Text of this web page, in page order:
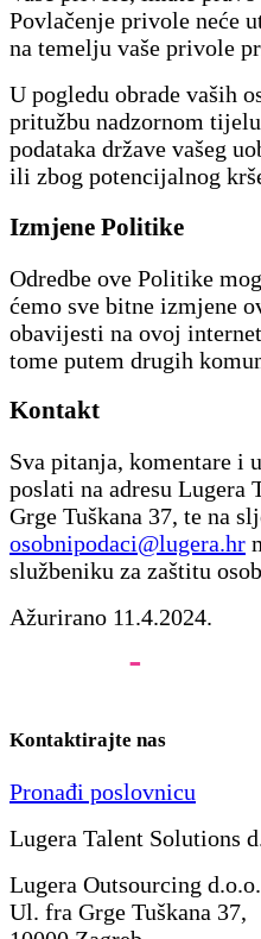
Povlačenje privole neće
na temelju vaše privole
U pogledu obrade vaših
pritužbu nadzornom
podataka države vašeg
ili zbog potencijalnog
Izmjene Politike
Odredbe ove Politike
ćemo sve bitne izmjene
obavijesti na ovoj
tome putem drugih
Kontakt
Sva pitanja, komentare i
poslati na adresu Lugera
Grge Tuškana 37, te na
osobnipodaci@lugera.hr
službeniku za zaštitu
Ažurirano 11.4.2024.
Kontaktirajte nas
Pronađi poslovnicu
Lugera Talent Solutions
Lugera Outsourcing d.o.o.
Ul. fra Grge Tuškana 37,